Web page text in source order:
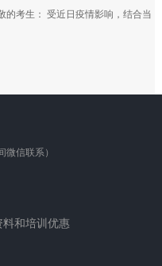
的考生： 受近日疫情影响，结合当
信联系）
和培训优惠